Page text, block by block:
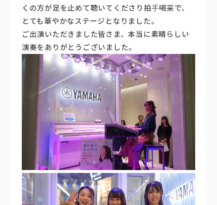
くの方が足を止めて聴いてくださり拍手喝采で、
とても華やかなステージとなりました。
ご出演いただきました皆さま、本当に素晴らしい
演奏をありがとうございました。